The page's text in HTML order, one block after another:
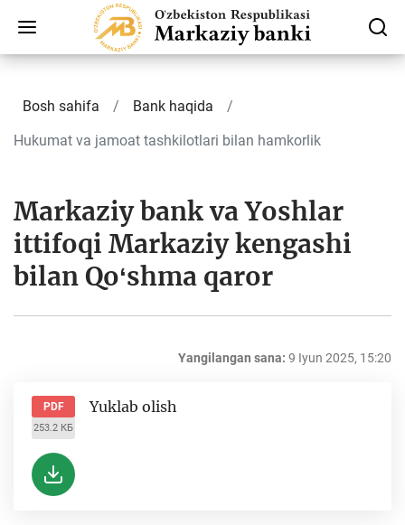
Bosh sahifa
Bank haqida
Hukumat va jamoat tashkilotlari bilan hamkorlik
Markaziy bank va Yoshlar
ittifoqi Markaziy kengashi
bilan Qoʻshma qaror
Yangilangan sana: 9 Iyun 2025, 15:20
PDF
253.2 КБ
Yuklab olish